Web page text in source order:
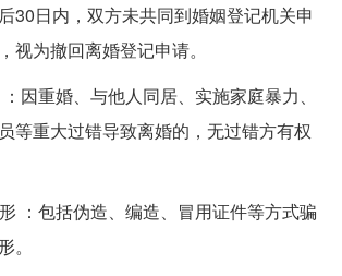
30日内，双方未共同到婚姻登记机关申
视为撤回离婚登记申请。
因重婚、与他人同居、实施家庭暴力、
等重大过错导致离婚的，无过错方有权
：包括伪造、编造、冒用证件等方式骗
。